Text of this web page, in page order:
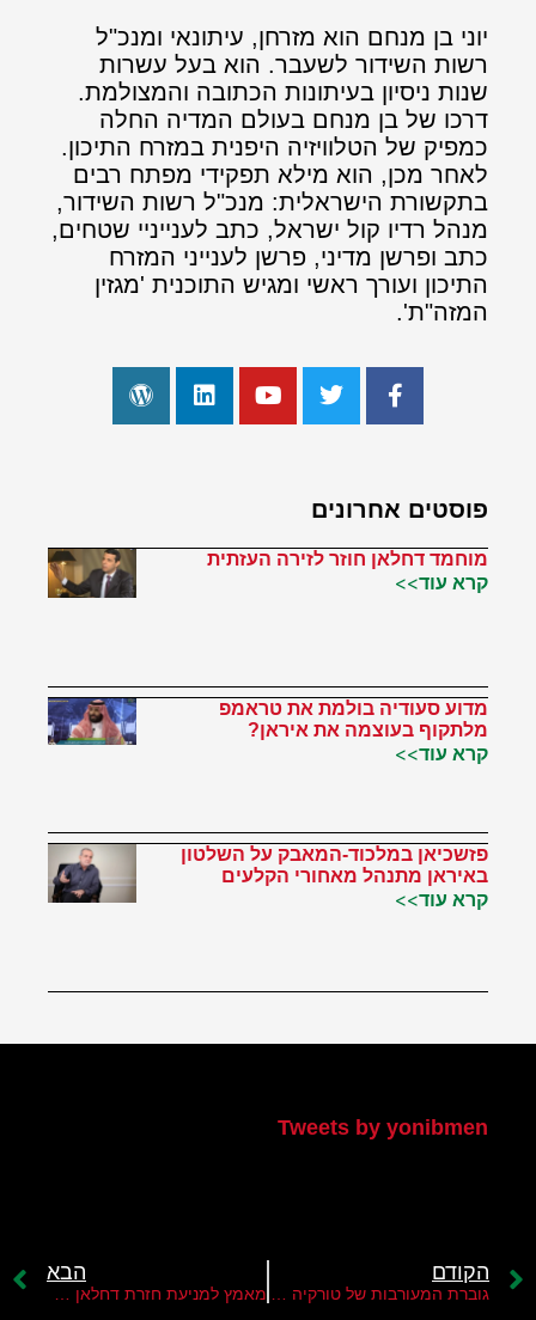
יוני בן מנחם הוא מזרחן, עיתונאי ומנכ"ל
רשות השידור לשעבר. הוא בעל עשרות
שנות ניסיון בעיתונות הכתובה והמצולמת.
דרכו של בן מנחם בעולם המדיה החלה
כמפיק של הטלוויזיה היפנית במזרח התיכון.
לאחר מכן, הוא מילא תפקידי מפתח רבים
בתקשורת הישראלית: מנכ"ל רשות השידור,
מנהל רדיו קול ישראל, כתב לענייניי שטחים,
כתב ופרשן מדיני, פרשן לענייני המזרח
התיכון ועורך ראשי ומגיש התוכנית 'מגזין
המזה"ת'.
פוסטים אחרונים
מוחמד דחלאן חוזר לזירה העזתית
קרא עוד>>
מדוע סעודיה בולמת את טראמפ
מלתקוף בעוצמה את איראן?
קרא עוד>>
פזשכיאן במלכוד-המאבק על השלטון
באיראן מתנהל מאחורי הקלעים
קרא עוד>>
Tweets by yonibmen
הקודם הבא